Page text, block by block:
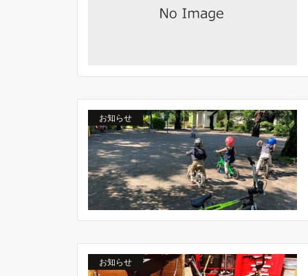
お知らせ
お知らせ